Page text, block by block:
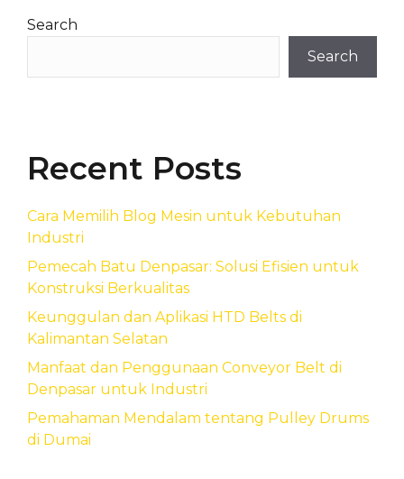
Search
Search
Recent Posts
Cara Memilih Blog Mesin untuk Kebutuhan
Industri
Pemecah Batu Denpasar: Solusi Efisien untuk
Konstruksi Berkualitas
Keunggulan dan Aplikasi HTD Belts di
Kalimantan Selatan
Manfaat dan Penggunaan Conveyor Belt di
Denpasar untuk Industri
Pemahaman Mendalam tentang Pulley Drums
di Dumai